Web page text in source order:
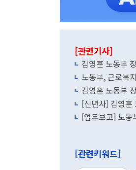
[관련기사]
김영훈 노동부
노동부, 근로복
김영훈 노동부
[신년사] 김영훈
[업무보고] 노
[관련키워드]